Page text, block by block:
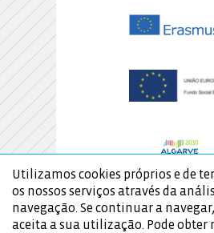
Utilizamos cookies próprios e de
os nossos serviços através da
navegação. Se continuar a
aceita a sua utilização. Pode obter